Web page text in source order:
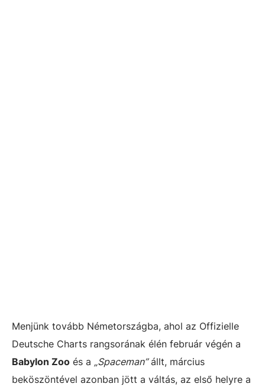
Menjünk tovább Németországba, ahol az Offizielle
Deutsche Charts rangsorának élén február végén a
Babylon Zoo és a „Spaceman”állt, március
beköszöntével azonban jött a váltás, az első helyre a